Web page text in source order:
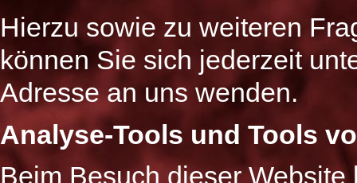
Hierzu sowie zu weiteren
können Sie sich jederzeit
Adresse an uns wenden.
Analyse-Tools und Tools
Beim Besuch dieser